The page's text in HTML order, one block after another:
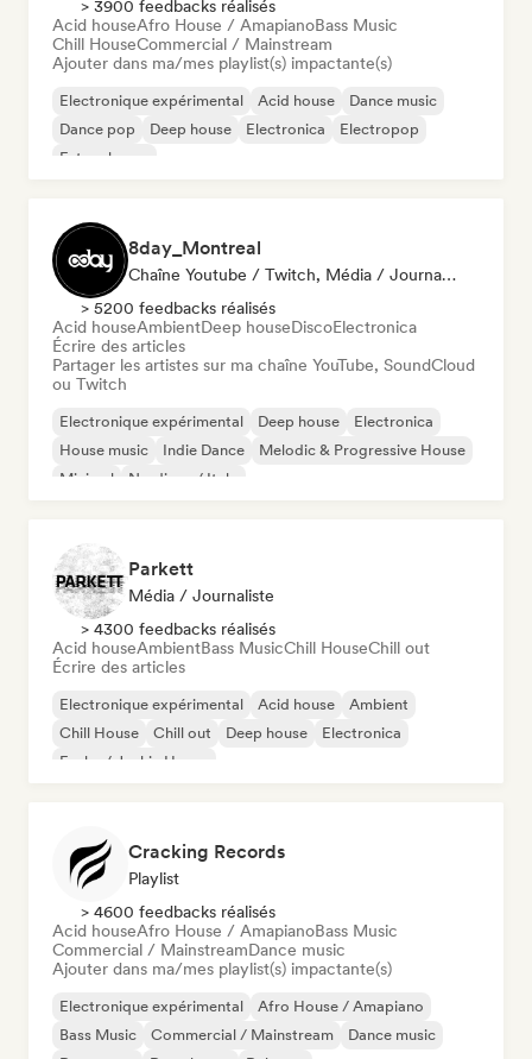
> 3900 feedbacks réalisés
Acid houseAfro House / AmapianoBass Music
Chill HouseCommercial / Mainstream
Ajouter dans ma/mes playlist(s) impactante(s)
Electronique expérimental Acid house
Dance music
Dance pop
Deep house Electronica
Electropop
Future house
8day_Montreal
Chaîne Youtube / Twitch, Média / Journaliste
> 5200 feedbacks réalisés
Acid houseAmbientDeep houseDiscoElectronica
Écrire des articles
Partager les artistes sur ma chaîne YouTube, SoundCloud
ou Twitch
Electronique expérimental Deep house
Electronica
House music
Indie Dance
Melodic & Progressive House
Minimal
Nu-disco / Italo
Parkett
Média / Journaliste
> 4300 feedbacks réalisés
Acid houseAmbientBass MusicChill HouseChill out
Écrire des articles
Electronique expérimental Acid house
Ambient
Chill House
Chill out Deep house
Electronica
Funky / Jackin House
Cracking Records
Playlist
> 4600 feedbacks réalisés
Acid houseAfro House / AmapianoBass Music
Commercial / MainstreamDance music
Ajouter dans ma/mes playlist(s) impactante(s)
Electronique expérimental
Afro House / Amapiano
Bass Music
Commercial / Mainstream
Dance music